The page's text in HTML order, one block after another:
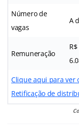
Número de
vagas
A
Remuneração
Clique aqui para ver
Retificação de